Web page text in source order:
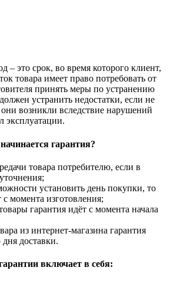
– это срок, во время которого клиент,
товара имеет право потребовать от
принять меры по устранению
устранить недостатки, если не
они возникли вследствие нарушений
эксплуатации.
гарантия?
товара потребителю, если в
установить день покупки, то
с момента изготовления;
гарантия идёт с момента начала
из интернет-магазина гарантия
дня доставки.
включает в себя: